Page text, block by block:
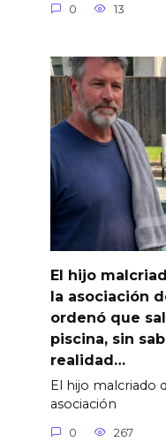
0 13
El hijo
la asociación
ordenó que
piscina, sin
realidad…
El hijo malcriado
asociación
0 267